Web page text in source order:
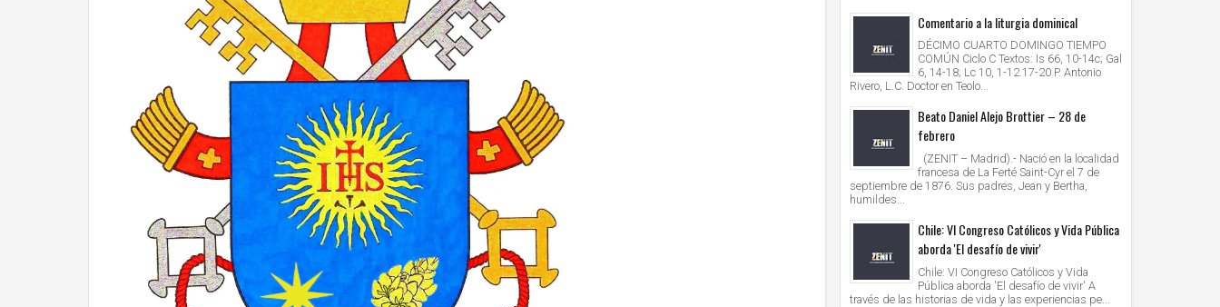
Comentario a la liturgia dominical
DÉCIMO CUARTO DOMINGO TIEMPO
COMÚN Ciclo C Textos: Is 66, 10-14c; Gal
6, 14-18; Lc 10, 1-12.17-20 P. Antonio
Rivero, L.C. Doctor en Teolo...
Beato Daniel Alejo Brottier – 28 de
febrero
(ZENIT – Madrid).- Nació en la localidad
francesa de La Ferté Saint-Cyr el 7 de
septiembre de 1876. Sus padres, Jean y Bertha,
humildes...
Chile: VI Congreso Católicos y Vida Pública
aborda 'El desafío de vivir'
Chile: VI Congreso Católicos y Vida
Pública aborda 'El desafío de vivir' A
través de las historias de vida y las experiencias pe...